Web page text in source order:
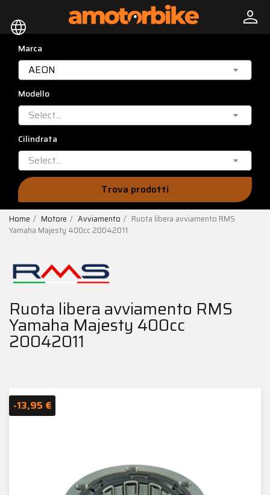
language person
Marca
AEON
Modello
Select...
Cilindrata
Select...
Trova prodotti
Home Motore Avviamento
Ruota libera avviamento RMS
Yamaha Majesty 400cc 20042011
Ruota libera avviamento RMS
Yamaha Majesty 400cc
20042011
-13,95 €